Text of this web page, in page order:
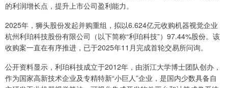
的利润增长点，提升上市公司盈利能力。
2025年，狮头股份发起并购重组，拟以6.624亿元收购机器视觉企业
杭州利珀科技股份有限公司（以下简称“利珀科技”）97.44%股份。该
收购案一直在有序推进，已于2025年11月完成首轮交易所问询。
公开资料显示，利珀科技成立于2012年，由浙江大学博士团队创办，
作为国家高新技术企业及专精特新“小巨人”企业，是国内少数具备自